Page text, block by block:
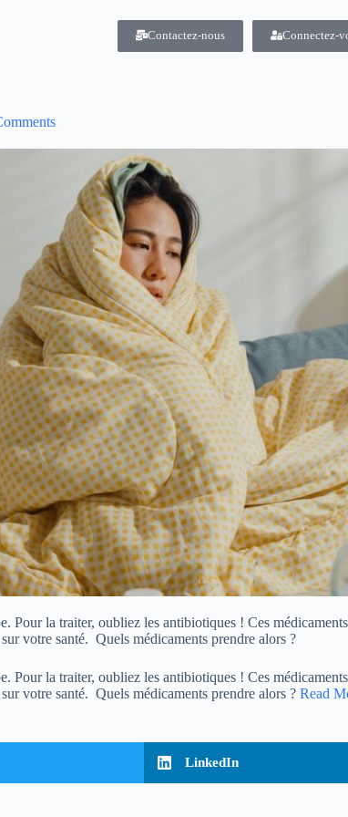
Contactez-nous Connectez-
Pour la traiter, oubliez les antibiotiques ! Ces
votre santé. Quels médicaments prendre alors ?
Pour la traiter, oubliez les antibiotiques ! Ces
votre santé. Quels médicaments prendre alors ? Read
LinkedIn